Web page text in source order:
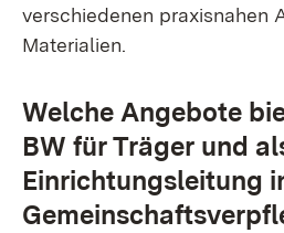
verschiedenen praxisnahen
Materialien.
Welche Angebote
BW für Träger und
Einrichtungsleitung